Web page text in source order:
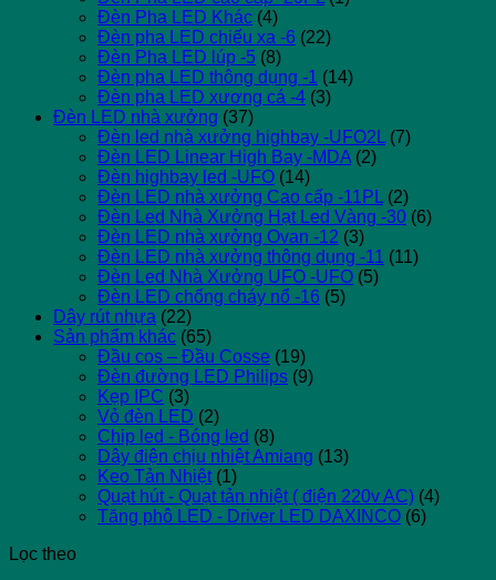
Đèn Pha LED Khác (4)
Đèn pha LED chiếu xa -6 (22)
Đèn Pha LED lúp -5 (8)
Đèn pha LED thông dụng -1 (14)
Đèn pha LED xương cá -4 (3)
Đèn LED nhà xưởng (37)
Đèn led nhà xưởng highbay -UFO2L (7)
Đèn LED Linear High Bay -MDA (2)
Đèn highbay led -UFO (14)
Đèn LED nhà xưởng Cao cấp -11PL (2)
Đèn Led Nhà Xưởng Hạt Led Vàng -30 (6)
Đèn LED nhà xưởng Ovan -12 (3)
Đèn LED nhà xưởng thông dụng -11 (11)
Đèn Led Nhà Xưởng UFO -UFO (5)
Đèn LED chống cháy nổ -16 (5)
Dây rút nhựa (22)
Sản phẩm khác (65)
Đầu cos – Đầu Cosse (19)
Đèn đường LED Philips (9)
Kẹp IPC (3)
Vỏ đèn LED (2)
Chip led - Bóng led (8)
Dây điện chịu nhiệt Amiang (13)
Keo Tản Nhiệt (1)
Quạt hút - Quạt tản nhiệt ( điện 220v AC) (4)
Tăng phô LED - Driver LED DAXINCO (6)
Lọc theo